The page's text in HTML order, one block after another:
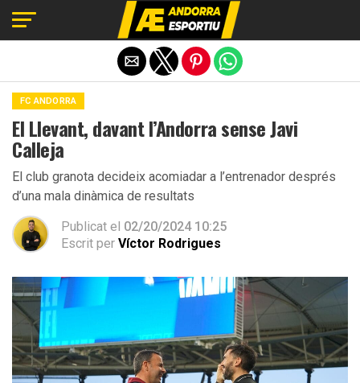
FC ANDORRA
El Llevant, davant l’Andorra sense Javi
Calleja
El club granota decideix acomiadar a l’entrenador després
d’una mala dinàmica de resultats
Publicat el 02/20/2024 10:25
Escrit per Víctor Rodrigues
Exit mobile version